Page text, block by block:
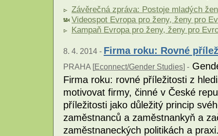
Závěrečná zpráva: Postoje mladých
Videospot Evropa pro ženy, ženy pro
Kampaň Evropa pro ženy, ženy pro
8. 4. 2014 - Firma roku: Rovné
PRAHA [Econnect/Gender Studies] -
Firma roku: rovné příležitosti z
motivovat firmy, činné v České
příležitosti jako důležitý princip
zaměstnanců a zaměstnankyň a
zaměstnaneckých politikách a